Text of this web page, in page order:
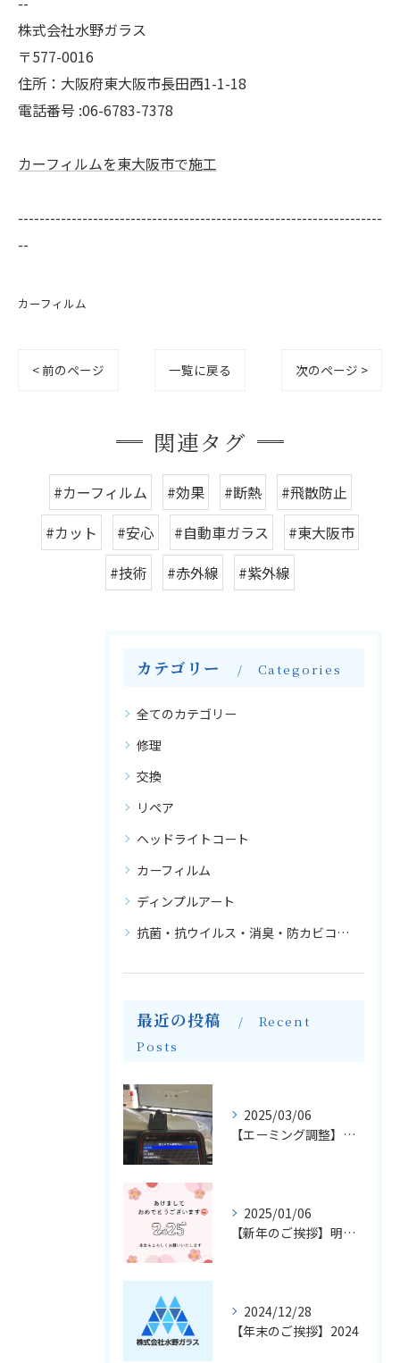
株式会社水野ガラス
〒577-0016
住所：大阪府東大阪市長田西1-1-18
電話番号 :06-6783-7378
カーフィルムを東大阪市で施工
--------------------------------------------------------------------
--
カーフィルム
< 前のページ 一覧に戻る 次のページ >
関連タグ
#カーフィルム #効果 #断熱
#飛散防止
#カット
#安心 #自動車ガラス
#東大阪市
#技術
#赤外線 #紫外線
カテゴリー Categories
全てのカテゴリー
修理
交換
リペア
ヘッドライトコート
カーフィルム
ディンプルアート
抗菌・抗ウイルス・消臭・防カビコーティング
最近の投稿
Recent
Posts
2025/03/06
【エーミング調整】輸入車のフロントガラス交換とエーミングについて
2025/01/06
【新年のご挨拶】明けましておめでとうございます
2024/12/28
【年末のご挨拶】2024